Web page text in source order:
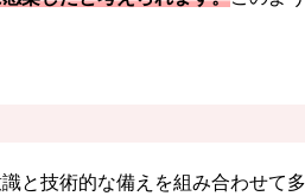
と技術的な備えを組み合わせて